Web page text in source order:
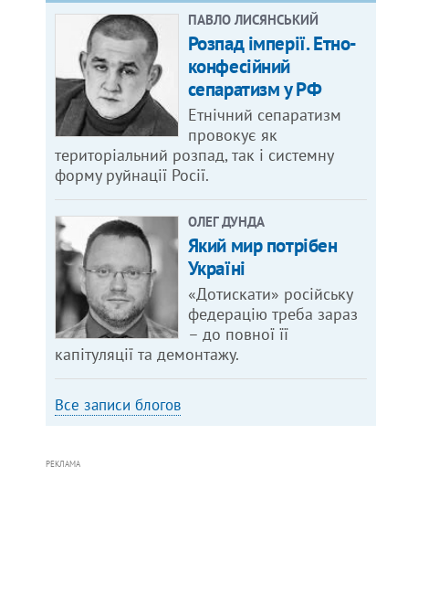
ПАВЛО ЛИСЯНСЬКИЙ
Розпад імперії. Етно-
конфесійний
сепаратизм у РФ
Етнічний сепаратизм
провокує як
територіальний розпад, так і системну
форму руйнації Росії.
ОЛЕГ ДУНДА
Який мир потрібен
Україні
«Дотискати» російську
федерацію треба зараз
– до повної її
капітуляції та демонтажу.
Все записи блогов
РЕКЛАМА